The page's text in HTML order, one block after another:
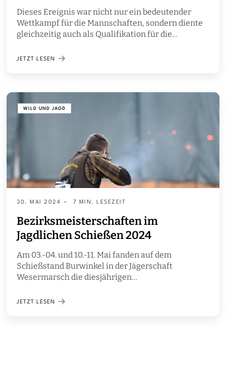
Dieses Ereignis war nicht nur ein bedeutender
Wettkampf für die Mannschaften, sondern diente
gleichzeitig auch als Qualifikation für die
JETZT LESEN
WILD UND JAGD
30. MAI 2024 7 MIN. LESEZEIT
Bezirksmeisterschaften im
Jagdlichen Schießen 2024
Am 03.-04. und 10.-11. Mai fanden auf dem
Schießstand Burwinkel in der Jägerschaft
Wesermarsch die diesjährigen
JETZT LESEN